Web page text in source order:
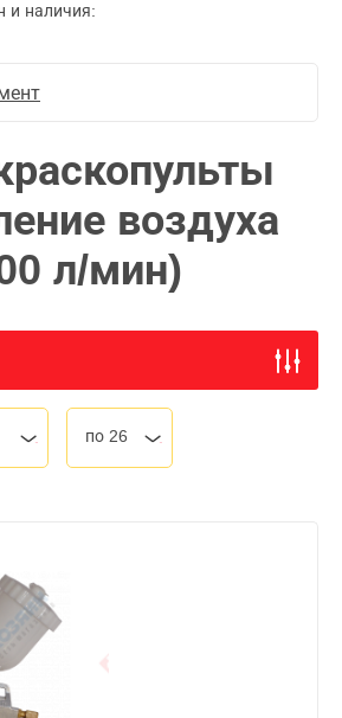
и наличия:
воздуха
л/мин)
по 26